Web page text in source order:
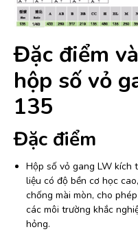
Đặc điểm
hộp số vỏ
135
Đặc điểm
Hộp số vỏ gang LW kích
liệu có độ bền cơ học
chống mài mòn, cho
các môi trường khắc
hỏng.